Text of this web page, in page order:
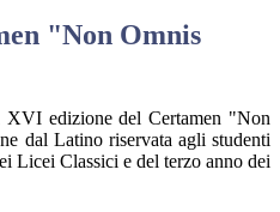
"Non Omnis
XVI edizione del Certamen "Non
dal Latino riservata agli studenti
Licei Classici e del terzo anno dei